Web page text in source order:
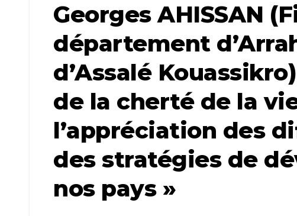
Georges AHISSAN
département
d’Assalé
de la cherté de la
l’appréciation des
des stratégies de
nos pays »